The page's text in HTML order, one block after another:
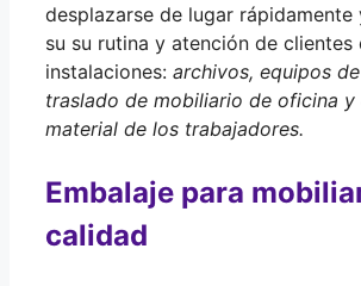
desplazarse de lugar rápidamente
su su rutina y atención de clientes
instalaciones: archivos, equipos
traslado de mobiliario de oficina y
material de los trabajadores.
Embalaje para
calidad